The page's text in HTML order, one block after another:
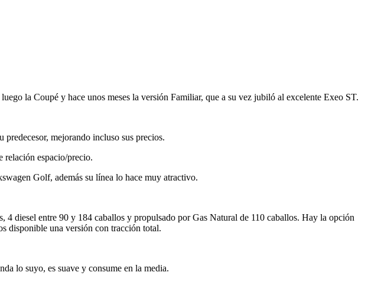
la Coupé y hace unos meses la versión Familiar, que a su vez jubiló al excelente Exeo ST.
mejorando incluso sus precios.
relación espacio/precio.
Golf, además su línea lo hace muy atractivo.
4 diesel entre 90 y 184 caballos y propulsado por Gas Natural de 110 caballos. Hay la opción
disponible una versión con tracción total.
lo suyo, es suave y consume en la media.